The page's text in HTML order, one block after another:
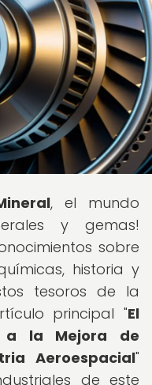
, el mundo
y gemas!
sobre
historia y
tesoros de la
principal "El
a la Mejora de
Aeroespacial"
de este